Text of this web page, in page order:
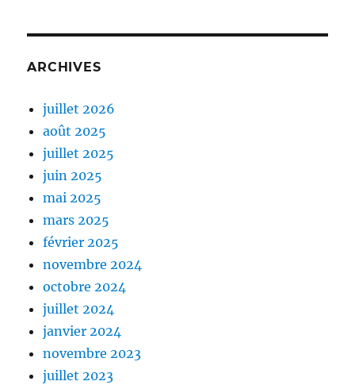
ARCHIVES
juillet 2026
août 2025
juillet 2025
juin 2025
mai 2025
mars 2025
février 2025
novembre 2024
octobre 2024
juillet 2024
janvier 2024
novembre 2023
juillet 2023